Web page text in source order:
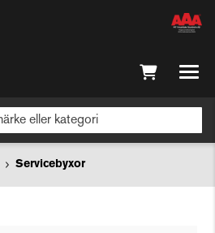
Servicebyxor